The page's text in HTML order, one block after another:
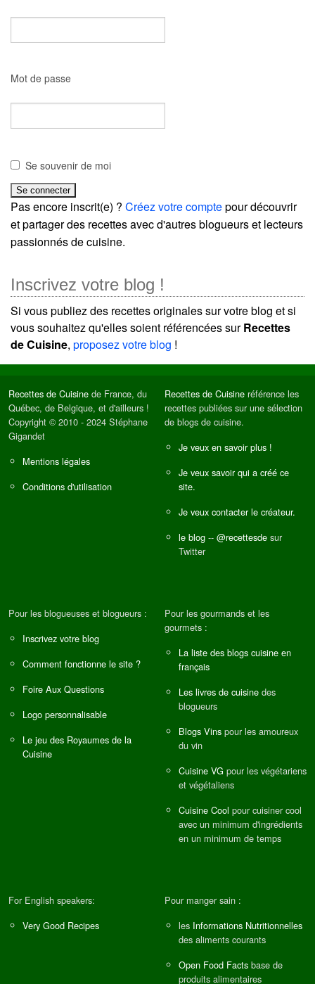
Mot de passe
Se souvenir de moi
Pas encore inscrit(e) ? Créez votre comptepour découvrir
et partager des recettes avec d'autres blogueurs et lecteurs
passionnés de cuisine.
Inscrivez votre blog !
Si vous publiez des recettes originales sur votre blog et si
vous souhaitez qu'elles soient référencées surRecettes
de Cuisine, proposez votre blog !
Recettes de Cuisine de France, du
Québec, de Belgique, et d'ailleurs !
Copyright © 2010 - 2024 Stéphane
Gigandet
Mentions légales
Conditions d'utilisation
Recettes de Cuisine référence les
recettes publiées sur une sélection
de blogs de cuisine.
Je veux en savoir plus !
Je veux savoir qui a créé ce
site.
Je veux contacter le créateur.
le blog -- @recettesde sur
Twitter
Pour les blogueuses et blogueurs :
Inscrivez votre blog
Comment fonctionne le site ?
Foire Aux Questions
Logo personnalisable
Le jeu des Royaumes de la
Cuisine
Pour les gourmands et les
gourmets :
La liste des blogs cuisine en
français
Les livres de cuisine des
blogueurs
Blogs Vins pour les amoureux
du vin
Cuisine VG pour les végétariens
et végétaliens
Cuisine Cool pour cuisiner cool
avec un minimum d'ingrédients
en un minimum de temps
For English speakers:
Very Good Recipes
Pour manger sain :
les Informations Nutritionnelles
des aliments courants
Open Food Facts base de
produits alimentaires